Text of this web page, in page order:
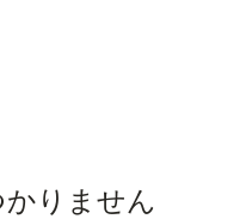
りません